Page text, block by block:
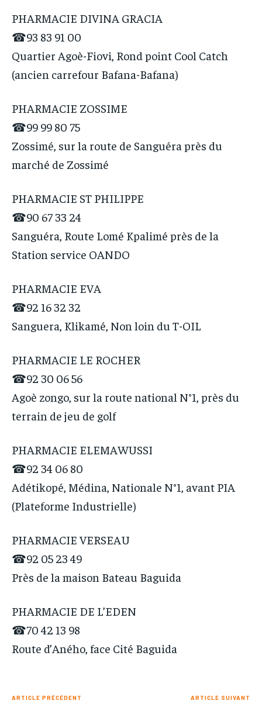
PHARMACIE DIVINA GRACIA
☎93 83 91 00
Quartier Agoè-Fiovi, Rond point Cool Catch
(ancien carrefour Bafana-Bafana)
PHARMACIE ZOSSIME
☎99 99 80 75
Zossimé, sur la route de Sanguéra près du
marché de Zossimé
PHARMACIE ST PHILIPPE
☎90 67 33 24
Sanguéra, Route Lomé Kpalimé près de la
Station service OANDO
PHARMACIE EVA
☎92 16 32 32
Sanguera, Klikamé, Non loin du T-OIL
PHARMACIE LE ROCHER
☎92 30 06 56
Agoè zongo, sur la route national N°1, près du
terrain de jeu de golf
PHARMACIE ELEMAWUSSI
☎92 34 06 80
Adétikopé, Médina, Nationale N°1, avant PIA
(Plateforme Industrielle)
PHARMACIE VERSEAU
☎92 05 23 49
Près de la maison Bateau Baguida
PHARMACIE DE L’EDEN
☎70 42 13 98
Route d’Aného, face Cité Baguida
ARTICLE PRÉCÉDENT ARTICLE SUIVANT